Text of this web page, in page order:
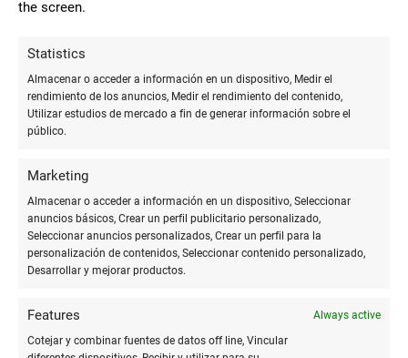
the screen.
Statistics
Almacenar o acceder a información en un dispositivo, Medir el
rendimiento de los anuncios, Medir el rendimiento del contenido,
Utilizar estudios de mercado a fin de generar información sobre el
público.
Marketing
Almacenar o acceder a información en un dispositivo, Seleccionar
anuncios básicos, Crear un perfil publicitario personalizado,
Seleccionar anuncios personalizados, Crear un perfil para la
personalización de contenidos, Seleccionar contenido personalizado,
Desarrollar y mejorar productos.
Features
Always active
Cotejar y combinar fuentes de datos off line, Vincular
encantador y además se puede aparcar
fácilmente
Monica
Fonteseca
Excelente servicio, rápido y
profesional, sabe muy bien lo que hace,
os lo recomiendo.
10
Jaime es una persona muy